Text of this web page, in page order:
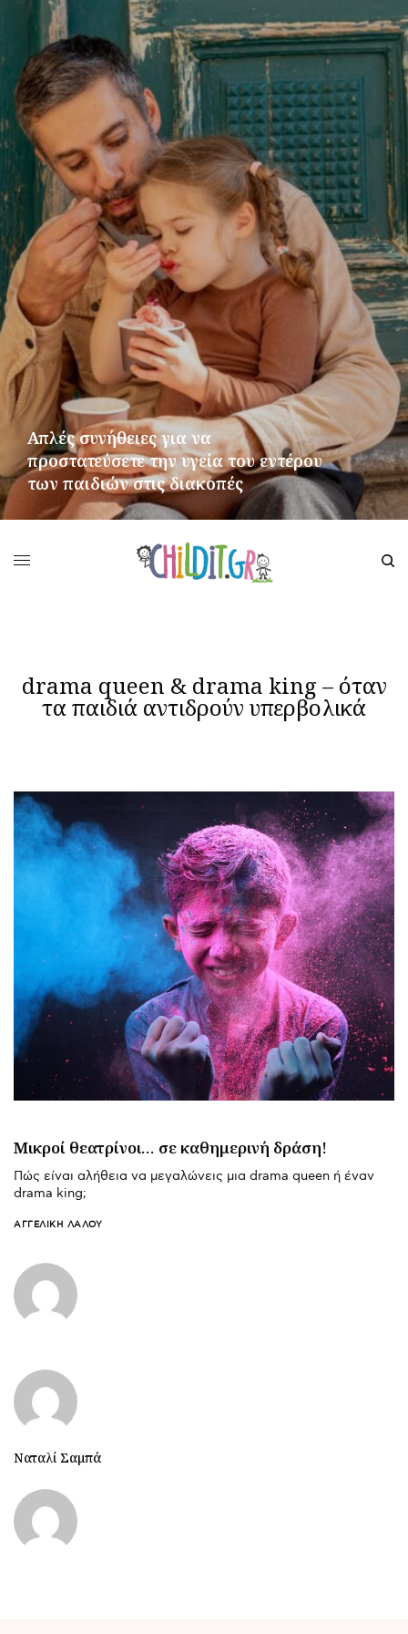
Απλές συνήθειες για να
προστατεύσετε την υγεία του εντέρου
των παιδιών στις διακοπές
drama queen & drama king – όταν
τα παιδιά αντιδρούν υπερβολικά
Μικροί θεατρίνοι… σε καθημερινή δράση!
Πώς είναι αλήθεια να μεγαλώνεις μια drama queen ή έναν
drama king;
ΑΓΓΕΛΙΚΉ ΛΆΛΟΥ
Ναταλί Σαμπά